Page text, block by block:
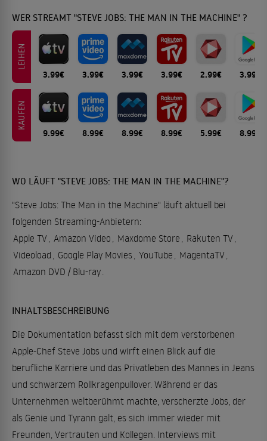
WER STREAMT "STEVE JOBS: THE MAN IN THE MACHINE" ?
LEIHEN
3.99€ 3.99€ 3.99€ 3.99€ 2.99€ 3.99€
KAUFEN
9.99€ 8.99€ 8.99€ 8.99€ 5.99€ 8.99€
WO LÄUFT "STEVE JOBS: THE MAN IN THE MACHINE"?
"Steve Jobs: The Man in the Machine" läuft aktuell bei
folgenden Streaming-Anbietern:
Apple TV, Amazon Video , Maxdome Store , Rakuten TV,
Videoload , Google Play Movies, YouTube , MagentaTV,
Amazon DVD / Blu-ray.
INHALTSBESCHREIBUNG
Die Dokumentation befasst sich mit dem verstorbenen
Apple-Chef Steve Jobs und wirft einen Blick auf die
berufliche Karriere und das Privatleben des Mannes in Jeans
und schwarzem Rollkragenpullover. Während er das
Unternehmen weltberühmt machte, verscherzte Jobs, der
als Genie und Tyrann galt, es sich immer wieder mit
Freunden, Vertrauten und Kollegen. Interviews mit